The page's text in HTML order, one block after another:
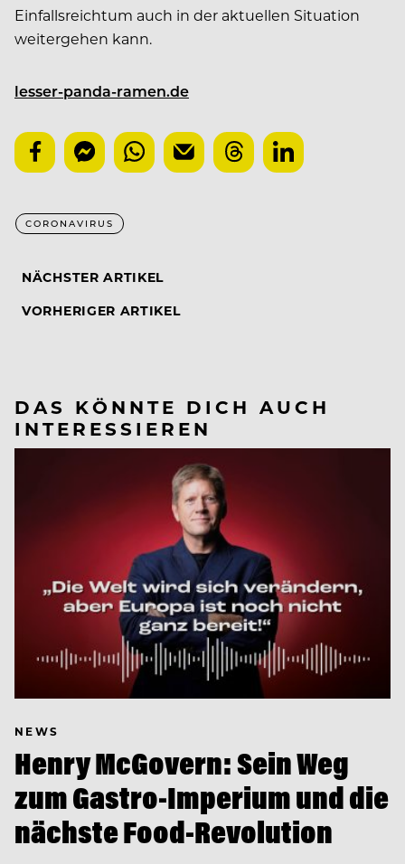
Einfallsreichtum auch in der aktuellen Situation
weitergehen kann.
lesser-panda-ramen.de
CORONAVIRUS
NÄCHSTER ARTIKEL
VORHERIGER ARTIKEL
DAS KÖNNTE DICH AUCH
INTERESSIEREN
NEWS
Henry McGovern: Sein Weg
zum Gastro-Imperium und die
nächste Food-Revolution